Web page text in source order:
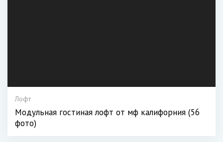
Лофт
Модульная гостиная лофт от мф калифорния (56
фото)